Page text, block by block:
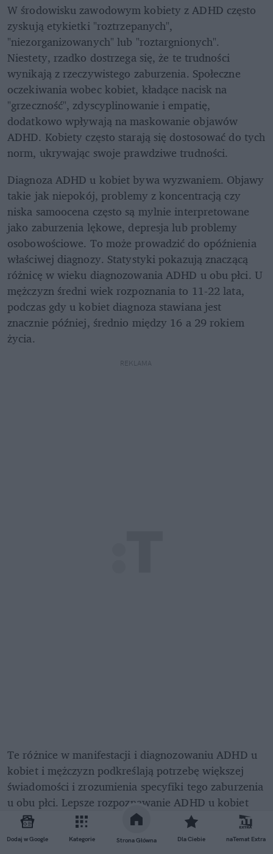
Dodaj w Google Kategorie Strona Główna Dla Ciebie naTemat Extra
W środowisku zawodowym kobiety z ADHD często
zyskują etykietki "roztrzepanych",
"niezorganizowanych" lub "roztargnionych".
Niestety, rzadko dostrzega się, że te trudności
wynikają z rzeczywistego zaburzenia. Społeczne
oczekiwania wobec kobiet, kładące nacisk na
"grzeczność", zdyscyplinowanie i empatię,
dodatkowo wpływają na maskowanie objawów
ADHD. Kobiety często starają się dostosować do tych
norm, ukrywając swoje prawdziwe trudności.
Diagnoza ADHD u kobiet bywa wyzwaniem. Objawy
takie jak niepokój, problemy z koncentracją czy
niska samoocena często są mylnie interpretowane
jako zaburzenia lękowe, depresja lub problemy
osobowościowe. To może prowadzić do opóźnienia
właściwej diagnozy. Statystyki pokazują znaczącą
różnicę w wieku diagnozowania ADHD u obu płci. U
mężczyzn średni wiek rozpoznania to 11-22 lata,
podczas gdy u kobiet diagnoza stawiana jest
znacznie później, średnio między 16 a 29 rokiem
życia.
REKLAMA
Te różnice w manifestacji i diagnozowaniu ADHD u
kobiet i mężczyzn podkreślają potrzebę większej
świadomości i zrozumienia specyfiki tego zaburzenia
u obu płci. Lepsze rozpoznawanie ADHD u kobiet
może przyczynić się do wcześniejszego udzielenia im
odpowiedniego wsparcia i poprawy jakości ich życia.